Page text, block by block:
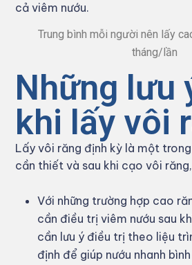
cả viêm nướu.
Trung bình mỗi người nên lấy
tháng/lần
Những lưu
khi lấy vôi
Lấy vôi răng định kỳ là một
cần thiết và sau khi cạo vôi
Với những trường hợp cao
cần điều trị viêm nướu sau
cần lưu ý điều trị theo liệu
định để giúp nướu nhanh